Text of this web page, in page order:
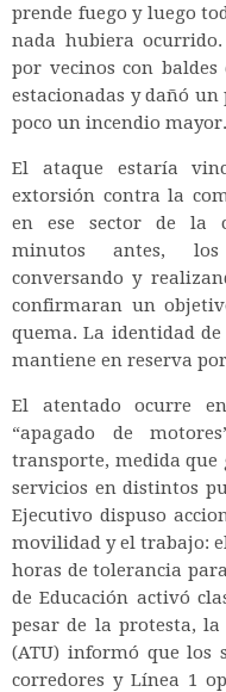
prende fuego y luego
nada hubiera
por vecinos con
estacionadas y dañó
poco un incendio mayor.
El ataque estaría
extorsión contra la
en ese sector de la
minutos antes,
conversando y
confirmaran un
quema. La identidad
mantiene en reserva
El atentado ocurre
“apagado de
transporte, medida
servicios en distintos
Ejecutivo dispuso
movilidad y el trabajo:
horas de tolerancia
de Educación activó
pesar de la protesta,
(ATU) informó que los
corredores y Línea 1